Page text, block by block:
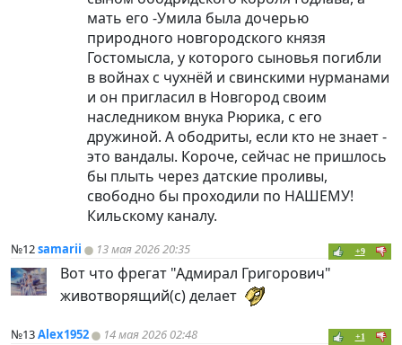
мать его -Умила была дочерью
природного новгородского князя
Гостомысла, у которого сыновья погибли
в войнах с чухнёй и свинскими нурманами
и он пригласил в Новгород своим
наследником внука Рюрика, с его
дружиной. А ободриты, если кто не знает -
это вандалы. Короче, сейчас не пришлось
бы плыть через датские проливы,
свободно бы проходили по НАШЕМУ!
Кильскому каналу.
№12samarii 13 мая 2026 20:35 +9
Вот что фрегат "Адмирал Григорович"
животворящий(с) делает
№13Alex1952 14 мая 2026 02:48 +1